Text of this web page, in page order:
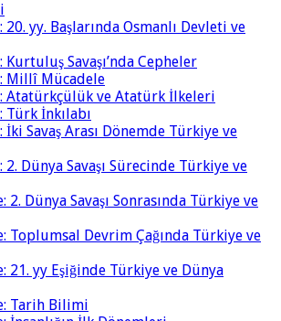
20. yy. Başlarında Osmanlı Devleti ve
Kurtuluş Savaşı’nda Cepheler
Millî Mücadele
Atatürkçülük ve Atatürk İlkeleri
Türk İnkılabı
İki Savaş Arası Dönemde Türkiye ve
2. Dünya Savaşı Sürecinde Türkiye ve
2. Dünya Savaşı Sonrasında Türkiye ve
Toplumsal Devrim Çağında Türkiye ve
21. yy Eşiğinde Türkiye ve Dünya
Tarih Bilimi